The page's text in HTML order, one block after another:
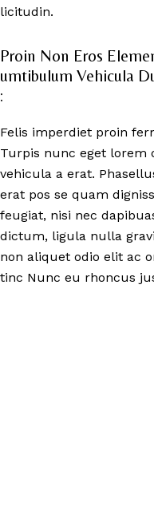
licitudin.
Proin Non Eros
umtibulum Vehicula
:
Felis imperdiet proin
Turpis nunc eget lorem
vehicula a erat.
erat pos se quam
feugiat, nisi nec
dictum, ligula nulla
non aliquet odio elit ac
tinc Nunc eu rhoncus